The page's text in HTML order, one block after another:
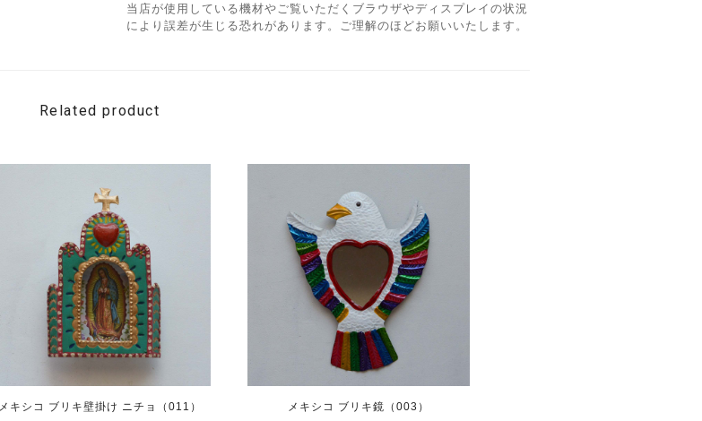
当店が使用している機材やご覧いただくブラウザやディスプレイの状況
により誤差が生じる恐れがあります。ご理解のほどお願いいたします。
Related product
メキシコ ブリキ壁掛け ニチョ（011） メキシコ ブリキ鏡（003）